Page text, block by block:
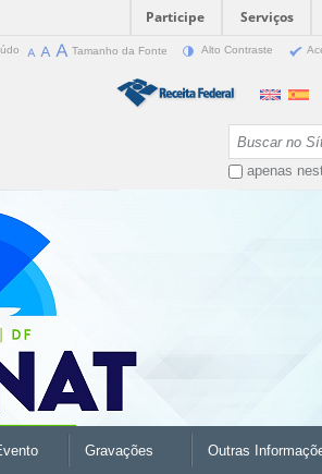
Participe Serviços
Tamanho da Fonte Alto Contraste
apenas
Gravações Outras